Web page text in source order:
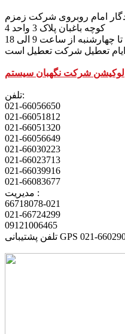
امام روبروی شرکت زمزم
کوچه باغبان پلاک 3 واحد 4
لوکیشن شرکت نگهبان سیستم
تلفن:
021-66056650
021-66051812
021-66051320
021-66056649
021-66030223
021-66023713
021-66039916
021-66083677
مدیریت :
66718078-021
021-66724299
09121006465